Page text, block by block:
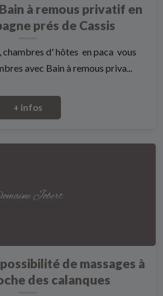
à remous privatif en
prés de Cassis
d' hôtes en paca vous
avec Bain à remous priva...
+ infos
de massages à
des calanques